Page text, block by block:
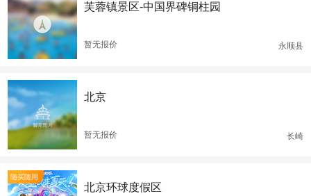
芙蓉镇景区-中国界碑铜柱园
暂无报价 永顺县
北京
暂无报价 长崎
随买随用
北京环球度假区